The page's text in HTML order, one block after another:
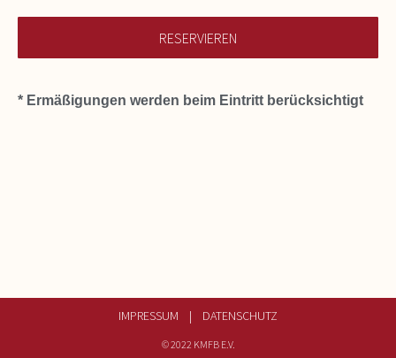
RESERVIEREN
* Ermäßigungen werden beim Eintritt berücksichtigt
IMPRESSUM | DATENSCHUTZ
© 2022 KMFB E.V.